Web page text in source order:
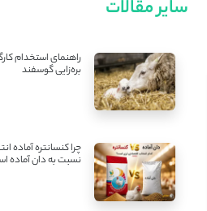
سایر مقالات
راهنمای استخدام
بره‌زایی گوسفند
چرا کنسانتره آماده
نسبت به دان آماده